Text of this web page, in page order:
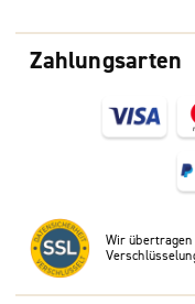
Zahlungsarten
Wir übertragen